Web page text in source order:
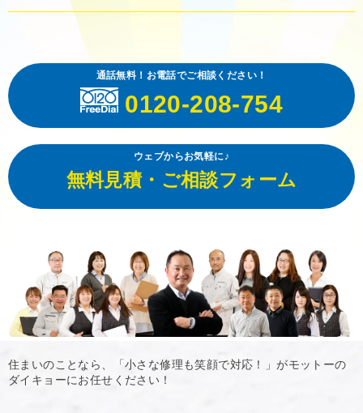
通話無料！お電話でご相談ください！
0120-208-754
ウェブからお気軽に♪
無料見積・ご相談フォーム
住まいのことなら、「小さな修理も笑顔で対応！」がモットーの
ダイキョーにお任せください！